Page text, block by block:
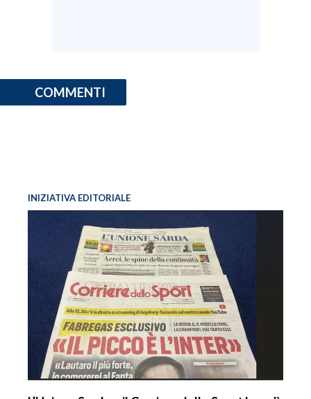
COMMENTI
INIZIATIVA EDITORIALE